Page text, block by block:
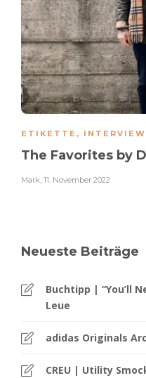
ETIKETTE ,
The Favorites by
Mark, 11. November 2022
Neueste Beiträge
Buchtipp | “You’ll
Leue
adidas Originals
CREU | Utility